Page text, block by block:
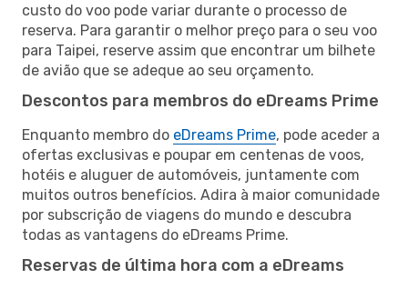
custo do voo pode variar durante o processo de
reserva. Para garantir o melhor preço para o seu voo
para Taipei, reserve assim que encontrar um bilhete
de avião que se adeque ao seu orçamento.
Descontos para membros do eDreams Prime
Enquanto membro do eDreams Prime, pode aceder a
ofertas exclusivas e poupar em centenas de voos,
hotéis e aluguer de automóveis, juntamente com
muitos outros benefícios. Adira à maior comunidade
por subscrição de viagens do mundo e descubra
todas as vantagens do eDreams Prime.
Reservas de última hora com a eDreams